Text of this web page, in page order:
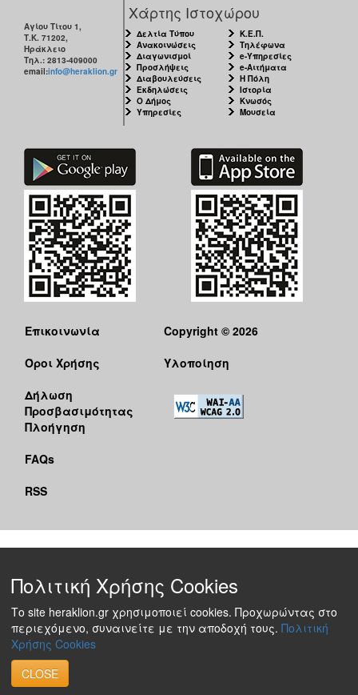
Αγίου Τίτου 1,
Τ.Κ. 71202,
Ηράκλειο
Τηλ.: 2813-409000
email:info@heraklion.gr
Χάρτης Ιστοχώρου
Δελτία Τύπου
Ανακοινώσεις
Διαγωνισμοί
Προσλήψεις
Διαβουλεύσεις
Εκδηλώσεις
Ο Δήμος
Υπηρεσίες
Κ.Ε.Π.
Τηλέφωνα
e-Υπηρεσίες
e-Αιτήματα
Η Πόλη
Ιστορία
Κνωσός
Μουσεία
Επικοινωνία
Όροι Χρήσης
Δήλωση
Προσβασιμότητας
Πλοήγηση
FAQs
RSS
Copyright © 2026
Υλοποίηση
Πολιτική Χρήσης Cookies
Το site heraklion.gr χρησιμοποιεί cookies. Προχωρώντας στο
περιεχόμενο, συναινείτε με την αποδοχή τους. Πολιτική
Χρήσης Cookies
CLOSE